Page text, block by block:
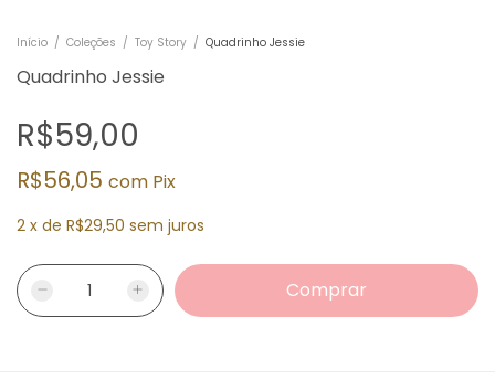
Início / Coleções / Toy Story / Quadrinho Jessie
Quadrinho Jessie
R$59,00
R$56,05 com Pix
2 x de R$29,50 sem juros